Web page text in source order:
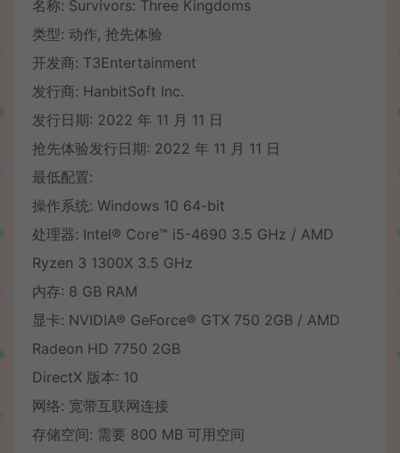
名称: Survivors: Three Kingdoms
类型: 动作, 抢先体验
开发商: T3Entertainment
发行商: HanbitSoft Inc.
发行日期: 2022 年 11 月 11 日
抢先体验发行日期: 2022 年 11 月 11 日
最低配置:
操作系统: Windows 10 64-bit
处理器: Intel® Core™ i5-4690 3.5 GHz / AMD
Ryzen 3 1300X 3.5 GHz
内存: 8 GB RAM
显卡: NVIDIA® GeForce® GTX 750 2GB / AMD
Radeon HD 7750 2GB
DirectX 版本: 10
网络: 宽带互联网连接
存储空间: 需要 800 MB 可用空间